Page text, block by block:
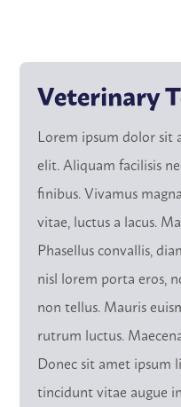
Veterinary
Lorem ipsum dolor sit
elit. Aliquam facilisis
finibus. Vivamus
vitae, luctus a lacus.
Phasellus convallis,
nisl lorem porta eros,
non tellus. Mauris
rutrum luctus.
Donec sit amet ipsum
tincidunt vitae augue